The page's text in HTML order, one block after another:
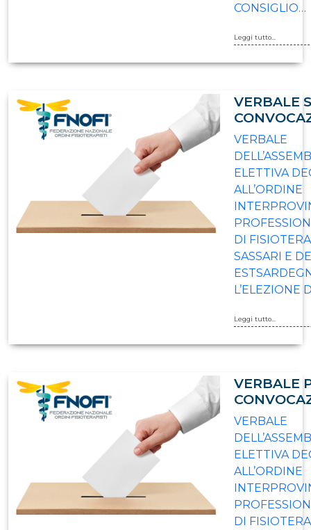
CONSIGLIO…
Leggi tutto...
VERBALE
VERBALE
ELETTIVA
ALL’ORDINE
DI
SASSARI E
L’ELEZIONE
Leggi tutto...
VERBALE
VERBALE
ELETTIVA
ALL’ORDINE
DI